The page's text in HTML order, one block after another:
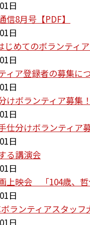
日
信8月号【PDF】
日
じめてのボランティ
日
ィア登録者の募集に
日
けボランティア募集！
日
仕分けボランティア
日
る講演会
日
上映会 「104歳、哲
日
ランティアスタッフ
日